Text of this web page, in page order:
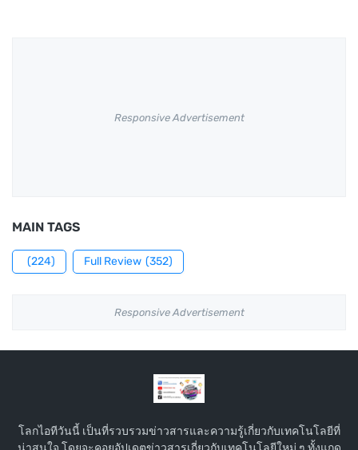
Responsive Advertisement
MAIN TAGS
(224) Full Review (352)
Responsive Advertisement
โลกไอทีวันนี้ เป็นที่รวบรวมข่าวสารและความรู้เกี่ยวกับเทคโนโลยีที่